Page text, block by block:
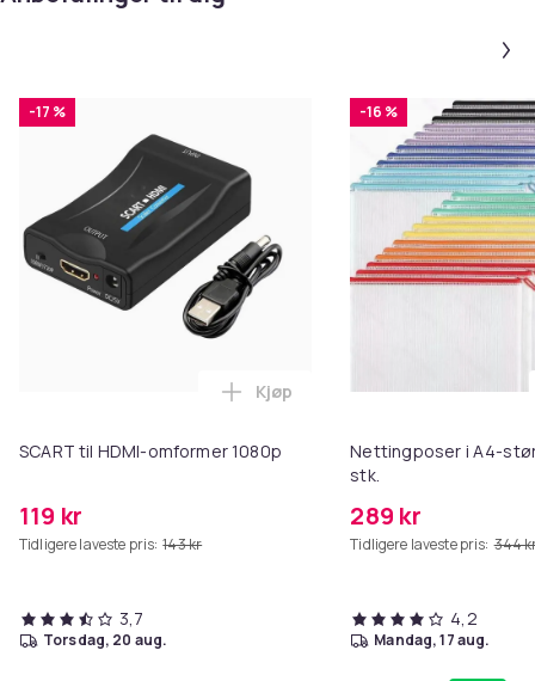
-17 %
SCART til HDMI-omformer 1080p
119 kr
Tidligere laveste pris: 143 kr
Legg SCART til HDMI-omformer
Kjøp
3,7
torsdag, 20 aug.
-16 %
Nettingposer i A4-
stk.
289 kr
Tidligere laveste pris: 344
4,2
mandag, 17 aug.